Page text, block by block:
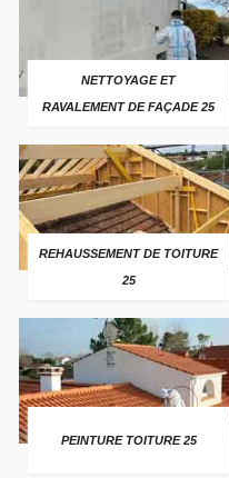
NETTOYAGE ET
RAVALEMENT DE FAÇADE 25
REHAUSSEMENT DE TOITURE
25
PEINTURE TOITURE 25